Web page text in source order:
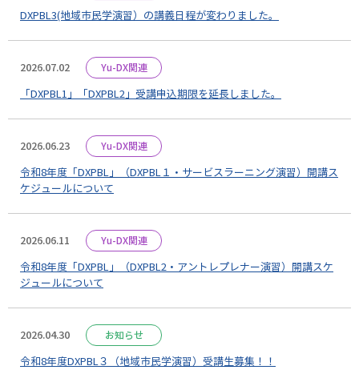
DXPBL3(地域市民学演習）の講義日程が変わりました。
2026.07.02 Yu-DX関連
「DXPBL1」「DXPBL2」受講申込期限を延長しました。
2026.06.23 Yu-DX関連
令和8年度「DXPBL」（DXPBL１・サービスラーニング演習）開講ス
ケジュールについて
2026.06.11 Yu-DX関連
令和8年度「DXPBL」（DXPBL2・アントレプレナー演習）開講スケ
ジュールについて
2026.04.30 お知らせ
令和8年度DXPBL３（地域市民学演習）受講生募集！！